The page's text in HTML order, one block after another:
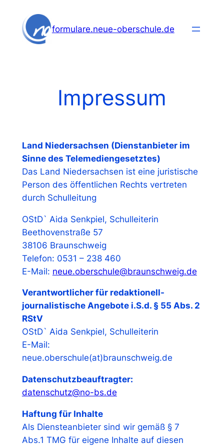
Inhalt
springen
formulare.neue-oberschule.de
Impressum
Land Niedersachsen (Dienstanbieter im
Sinne des Telemediengesetztes)
Das Land Niedersachsen ist eine juristische
Person des öffentlichen Rechts vertreten
durch Schulleitung
OStD` Aida Senkpiel, Schulleiterin
Beethovenstraße 57
38106 Braunschweig
Telefon: 0531 – 238 460
E-Mail: neue.oberschule@braunschweig.de
Verantwortlicher für redaktionell-
journalistische Angebote i.S.d. § 55 Abs. 2
RStV
OStD` Aida Senkpiel, Schulleiterin
E-Mail:
neue.oberschule(at)braunschweig.de
Datenschutzbeauftragter:
datenschutz@no-bs.de
Haftung für Inhalte
Als Diensteanbieter sind wir gemäß § 7
Abs.1 TMG für eigene Inhalte auf diesen